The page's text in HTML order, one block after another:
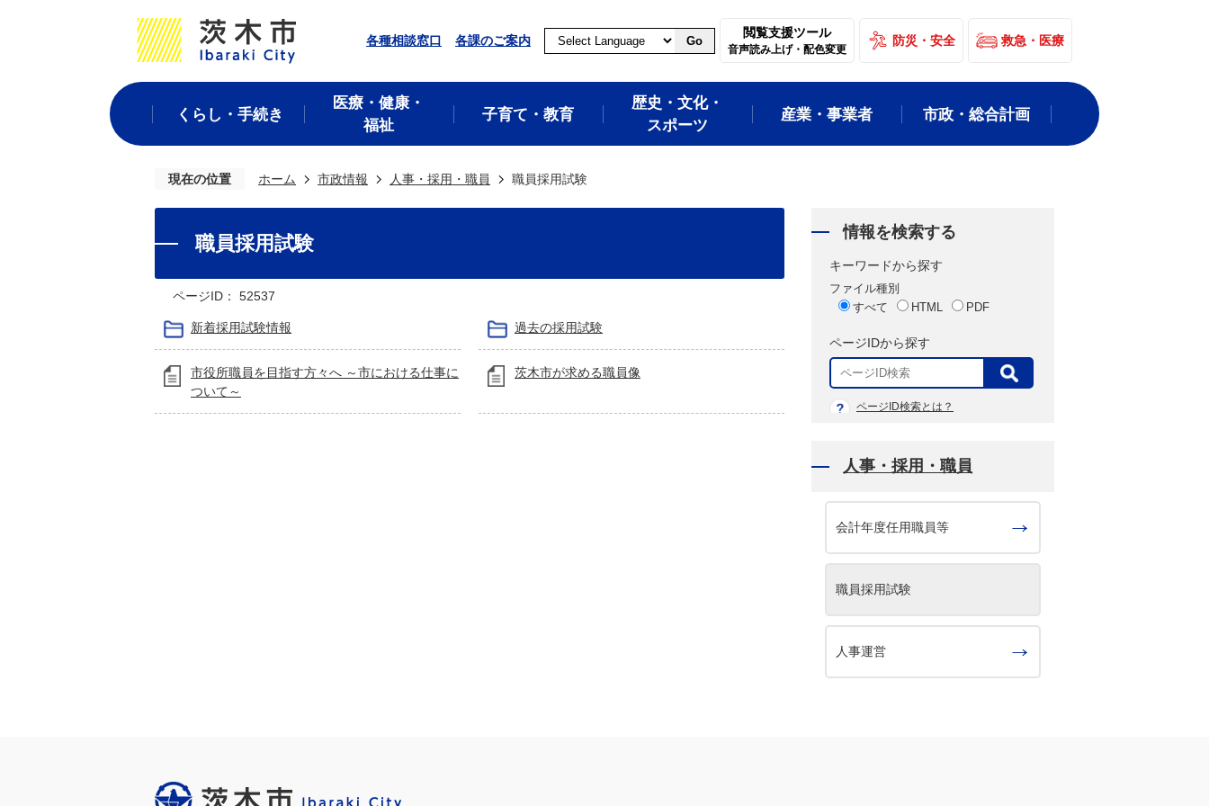
各種相談窓口 各課のご案内 Go
閲覧支援ツール
音声読み上げ・配色変更
防災・安全 救急・医療
くらし・手続き
医療・健康・
福祉
子育て・教育
歴史・文化・
スポーツ
産業・事業者 市政・総合計画
現在の位置 ホーム 市政情報 人事・採用・職員 職員採用試験
職員採用試験
ページID： 52537
新着採用試験情報 過去の採用試験
市役所職員を目指す方々へ ～市における仕事に
ついて～
茨木市が求める職員像
情報を検索する
キーワードから探す
ファイル種別
すべて
HTML PDF
ページIDから探す
表
ページID検索とは？
人事・採用・職員
会計年度任用職員等
職員採用試験
人事運営